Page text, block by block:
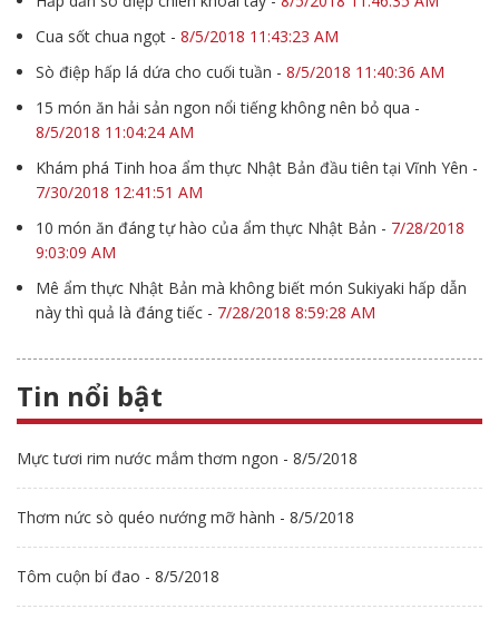
Cua sốt chua ngọt - 8/5/2018 11:43:23 AM
Sò điệp hấp lá dứa cho cuối tuần - 8/5/2018 11:40:36 AM
15 món ăn hải sản ngon nổi tiếng không nên bỏ qua -
8/5/2018 11:04:24 AM
Khám phá Tinh hoa ẩm thực Nhật Bản đầu tiên tại Vĩnh Yên -
7/30/2018 12:41:51 AM
10 món ăn đáng tự hào của ẩm thực Nhật Bản - 7/28/2018
9:03:09 AM
Mê ẩm thực Nhật Bản mà không biết món Sukiyaki hấp dẫn
này thì quả là đáng tiếc - 7/28/2018 8:59:28 AM
Tin nổi bật
Mực tươi rim nước mắm thơm ngon - 8/5/2018
Thơm nức sò quéo nướng mỡ hành - 8/5/2018
Tôm cuộn bí đao - 8/5/2018